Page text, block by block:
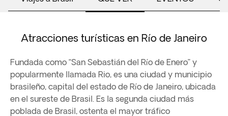
Atracciones turísticas en Río de Janeiro
Fundada como “San Sebastián del Río de Enero” y
popularmente llamada Rio, es una ciudad y municipio
brasileño, capital del estado de Río de Janeiro, ubicada
en el sureste de Brasil. Es la segunda ciudad más
poblada de Brasil, ostenta el mayor tráfico